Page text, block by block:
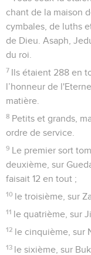
chant de la maison
cymbales, de luths
de Dieu. Asaph,
du roi.
7 Ils étaient 288 en
l’honneur de
matière.
8 Petits et grands,
ordre de service.
9 Le premier sort
deuxième, sur
faisait 12 en tout ;
10 le troisième, sur
11 le quatrième, sur
12 le cinquième, sur
13 le sixième, sur